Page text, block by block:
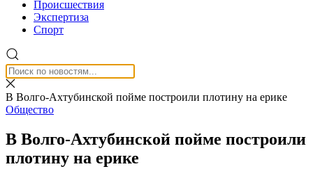
Происшествия
Экспертиза
Спорт
В Волго-Ахтубинской пойме построили плотину на ерике
Общество
В Волго-Ахтубинской пойме построили
плотину на ерике